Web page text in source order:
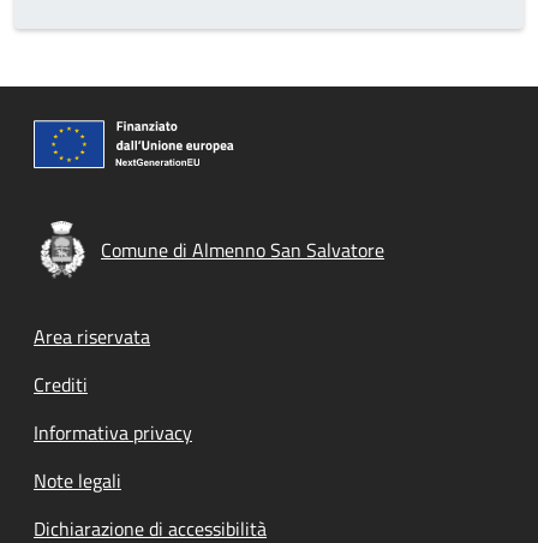
Comune di Almenno San Salvatore
Footer menu
Area riservata
Crediti
Informativa privacy
Note legali
Dichiarazione di accessibilità